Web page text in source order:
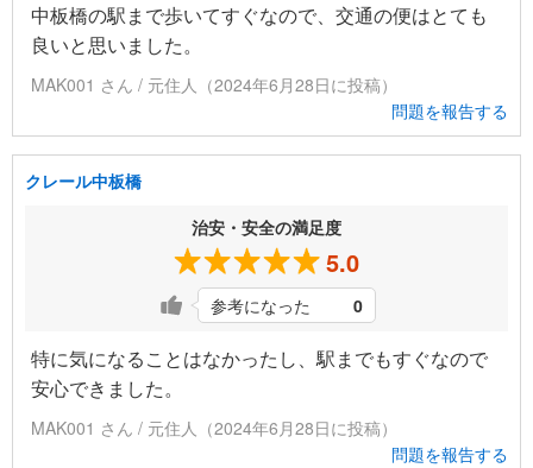
中板橋の駅まで歩いてすぐなので、交通の便はとても
良いと思いました。
MAK001 さん / 元住人（2024年6月28日に投稿）
問題を報告する
クレール中板橋
治安・安全の満足度
5.0
参考になった 0
特に気になることはなかったし、駅までもすぐなので
安心できました。
MAK001 さん / 元住人（2024年6月28日に投稿）
問題を報告する